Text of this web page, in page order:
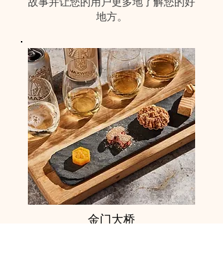
地方。
金门大桥